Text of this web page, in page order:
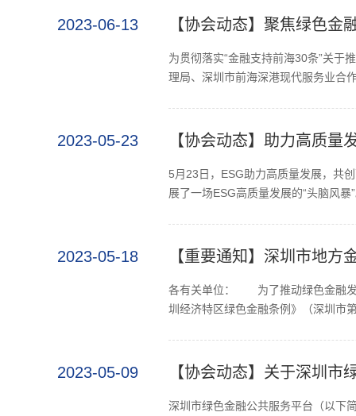
2023-06-13 【协会动态】聚焦绿色
为贯彻落实“金融支持前海30条”关于
理局、深圳市前海深港现代服务业合
2023-05-23 【协会动态】助力高质
5月23日，ESG助力高质量发展，共
展了一场ESG高质量发展的“头脑风
2023-05-18 【重要通知】深圳市地
各有关单位： 为了推动绿色金融发
圳经济特区绿色金融条例》（深圳市
2023-05-09 【协会动态】关于深圳
深圳市绿色金融公共服务平台（以下